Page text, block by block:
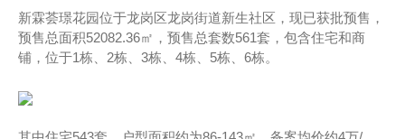
新霖荟璟花园位于龙岗区龙岗街道新生社区，现已获批预售，
预售总面积52082.36㎡，预售总套数561套，包含住宅和商
铺，位于1栋、2栋、3栋、4栋、5栋、6栋。